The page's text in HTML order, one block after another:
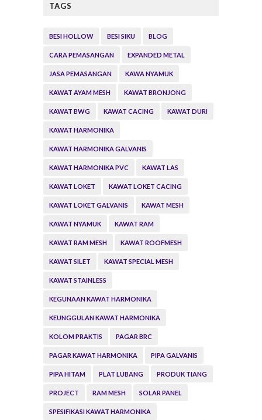
TAGS
BESI HOLLOW BESI SIKU BLOG
CARA PEMASANGAN EXPANDED METAL
JASA PEMASANGAN KAWA NYAMUK
KAWAT AYAM MESH KAWAT BRONJONG
KAWAT BWG KAWAT CACING KAWAT DURI
KAWAT HARMONIKA
KAWAT HARMONIKA GALVANIS
KAWAT HARMONIKA PVC KAWAT LAS
KAWAT LOKET KAWAT LOKET CACING
KAWAT LOKET GALVANIS KAWAT MESH
KAWAT NYAMUK KAWAT RAM
KAWAT RAM MESH KAWAT ROOFMESH
KAWAT SILET KAWAT SPECIAL MESH
KAWAT STAINLESS
KEGUNAAN KAWAT HARMONIKA
KEUNGGULAN KAWAT HARMONIKA
KOLOM PRAKTIS PAGAR BRC
PAGAR KAWAT HARMONIKA PIPA GALVANIS
PIPA HITAM PLAT LUBANG PRODUK TIANG
PROJECT RAM MESH SOLAR PANEL
SPESIFIKASI KAWAT HARMONIKA